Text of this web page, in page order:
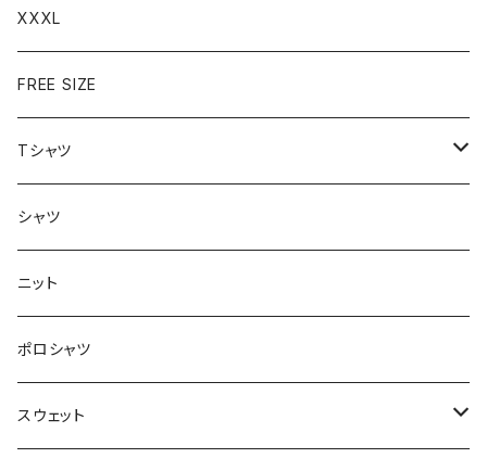
XXXL
FREE SIZE
Tシャツ
半袖
ロングTシャツ
タンクトップ
シャツ
ニット
ポロシャツ
スウェット